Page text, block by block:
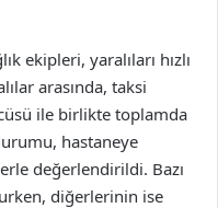
ekipleri, yaralıları hızlı
arasında, taksi
ile birlikte toplamda
hastaneye
değerlendirildi. Bazı
diğerlerinin ise